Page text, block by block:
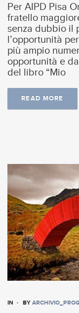
Per AIPD Pisa
fratello
senza dubbio il
l’opportunità
più ampio
opportunità e
del libro “Mio
READ MORE
IN BY